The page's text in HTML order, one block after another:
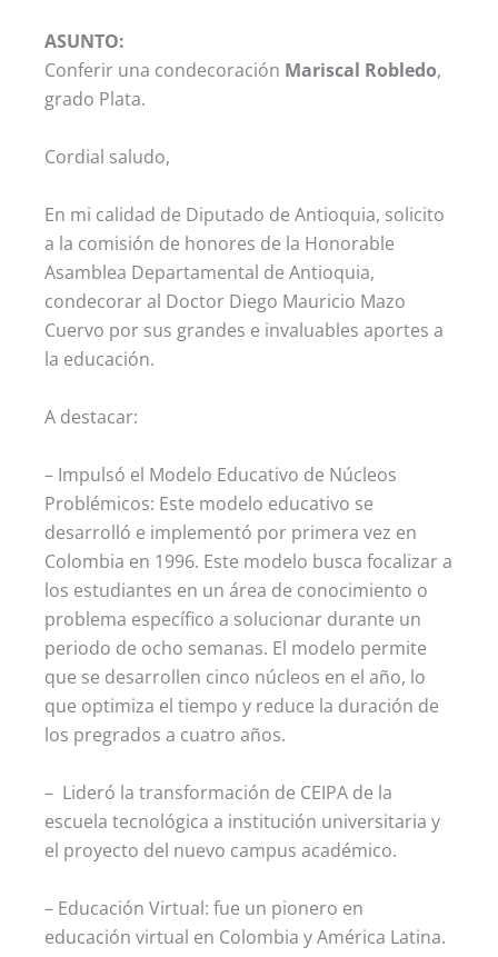
ASUNTO:
Conferir una condecoración Mariscal Robledo,
grado Plata.
Cordial saludo,
En mi calidad de Diputado de Antioquia, solicito
a la comisión de honores de la Honorable
Asamblea Departamental de Antioquia,
condecorar al Doctor Diego Mauricio Mazo
Cuervo por sus grandes e invaluables aportes a
la educación.
A destacar:
– Impulsó el Modelo Educativo de Núcleos
Problémicos: Este modelo educativo se
desarrolló e implementó por primera vez en
Colombia en 1996. Este modelo busca focalizar a
los estudiantes en un área de conocimiento o
problema específico a solucionar durante un
periodo de ocho semanas. El modelo permite
que se desarrollen cinco núcleos en el año, lo
que optimiza el tiempo y reduce la duración de
los pregrados a cuatro años.
– Lideró la transformación de CEIPA de la
escuela tecnológica a institución universitaria y
el proyecto del nuevo campus académico.
– Educación Virtual: fue un pionero en
educación virtual en Colombia y América Latina.